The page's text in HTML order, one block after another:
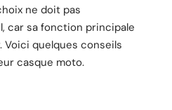
ne doit pas
car sa fonction principale
quelques conseils
casque moto.